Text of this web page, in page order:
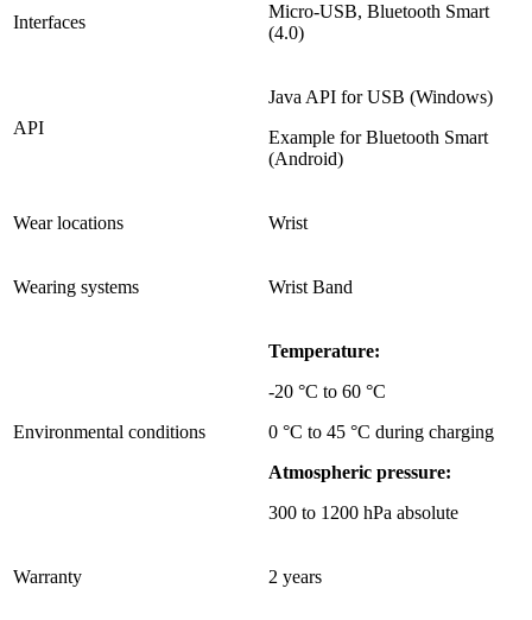
Interfaces
Micro-USB, Bluetooth Smart
(4.0)
API
Java API for USB (Windows)
Example for Bluetooth Smart
(Android)
Wear locations Wrist
Wearing systems Wrist Band
Environmental conditions
Temperature:
-20 °C to 60 °C
0 °C to 45 °C during charging
Atmospheric pressure:
300 to 1200 hPa absolute
Warranty 2 years